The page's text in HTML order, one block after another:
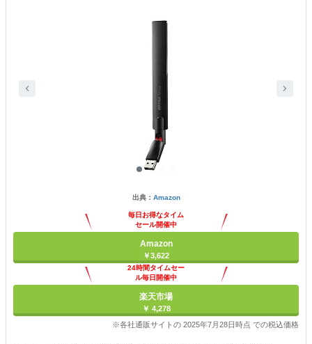
出典： Amazon
毎日お得なタイム
セール開催中
Amazon
￥3,622
24時間タイムセー
ル毎日開催中
楽天市場
￥ 4,278
※各社通販サイトの 2025年7月28日時点 での税込価格